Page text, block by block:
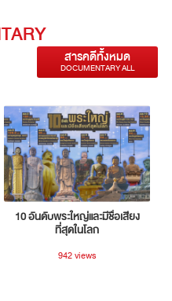
สารคดีทั้งหมด
DOCUMENTARY ALL
10 อันดับพระใหญ่และมีชื่อเสียง
ที่สุดในโลก
942 views